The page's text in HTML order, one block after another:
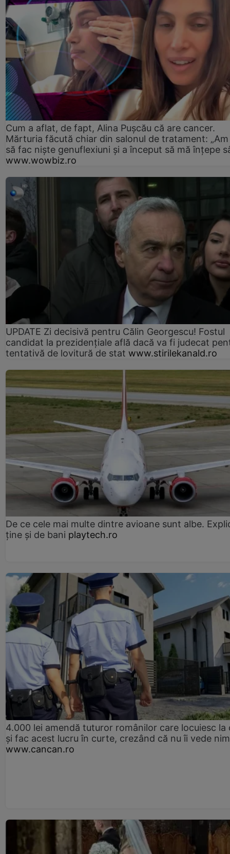
Cum a aflat, de fapt, Alina Pușcău că are cancer.
Mărturia făcută chiar din salonul de tratament:
să fac niște genuflexiuni și a început să mă înțepe
www.wowbiz.ro
UPDATE Zi decisivă pentru Călin Georgescu! Fostul
candidat la prezidențiale află dacă va fi judecat
tentativă de lovitură de stat www.stirilekanald.ro
De ce cele mai multe dintre avioane sunt albe.
ține și de bani playtech.ro
4.000 lei amendă tuturor românilor care locuiesc la
și fac acest lucru în curte, crezând că nu îi vede
www.cancan.ro